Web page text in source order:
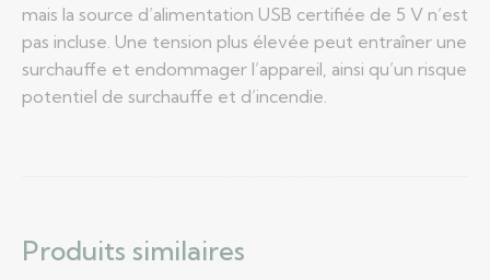
mais la source d’alimentation USB certifiée de 5 V n’est
pas incluse. Une tension plus élevée peut entraîner une
surchauffe et endommager l’appareil, ainsi qu’un risque
potentiel de surchauffe et d’incendie.
Produits similaires